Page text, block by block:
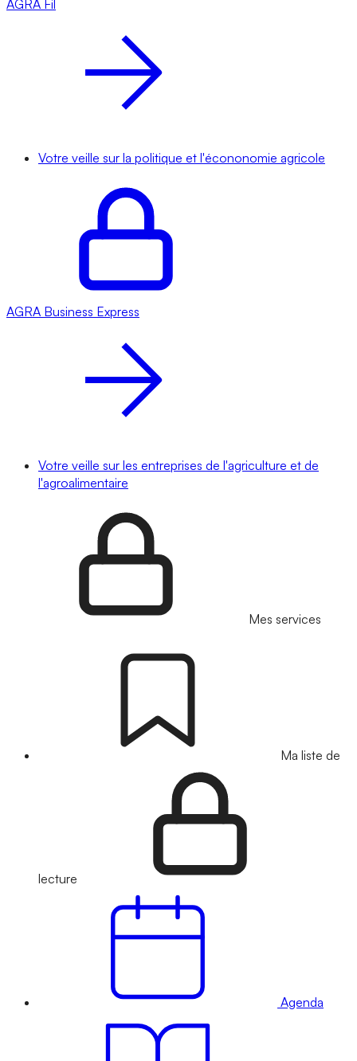
AGRA Fil
Votre veille sur la politique et l'écononomie agricole
AGRA Business Express
Votre veille sur les entreprises de l'agriculture et de
l'agroalimentaire
Mes services
Ma liste de
lecture
Agenda